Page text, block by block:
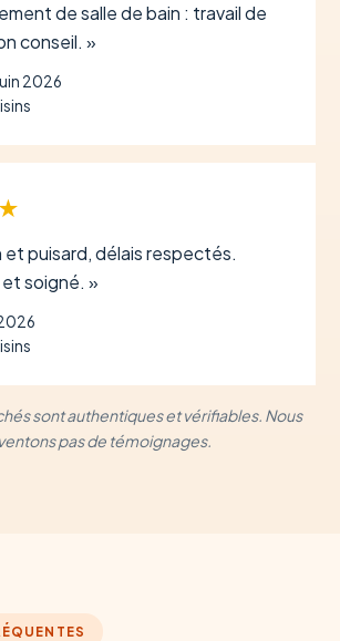
de salle de bain : travail de
conseil. »
2026
et puisard, délais respectés.
soigné. »
sont authentiques et vérifiables. Nous
pas de témoignages.